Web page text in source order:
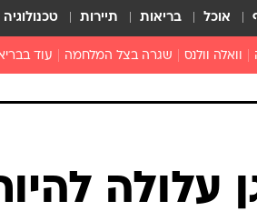
אוכל בריאות תיירות טכנולוגיה
וואלה וולנס שגרה בצל המלחמה עוד
עלולה